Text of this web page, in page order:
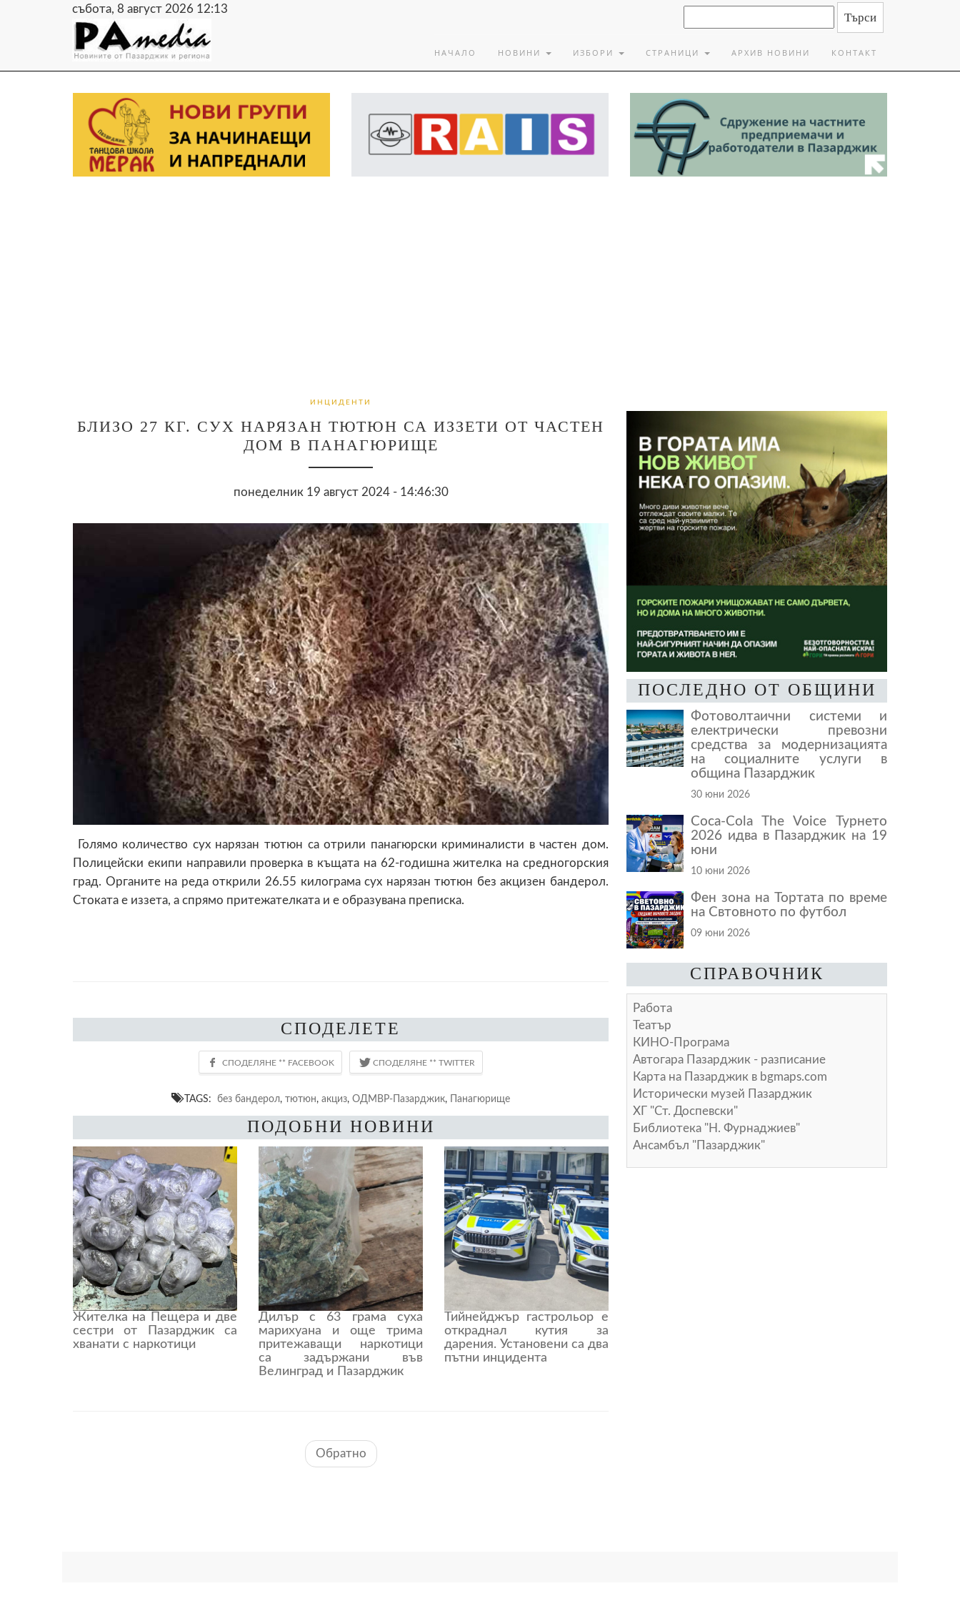
събота, 8 август 2026 12:13
НАЧАЛО НОВИНИ ИЗБОРИ СТРАНИЦИ АРХИВ НОВИНИ КОНТАКТ
ИНЦИДЕНТИ
БЛИЗО 27 КГ. СУХ НАРЯЗАН ТЮТЮН СА ИЗЗЕТИ ОТ ЧАСТЕН
ДОМ В ПАНАГЮРИЩЕ
понеделник 19 август 2024 - 14:46:30
Голямо количество сух нарязан тютюн са отрили панагюрски криминалисти в частен дом.
Полицейски екипи направили проверка в къщата на 62-годишна жителка на средногорския
град. Органите на реда открили 26.55 килограма сух нарязан тютюн без акцизен бандерол.
Стоката е иззета, а спрямо притежателката и е образувана преписка.
СПОДЕЛЕТЕ
TAGS: без бандерол, тютюн, акциз, ОДМВР-Пазарджик, Панагюрище
ПОДОБНИ НОВИНИ
Жителка на Пещера и две
сестри от Пазарджик са
хванати с наркотици
Дилър с 63 грама суха
марихуана и още трима
притежаващи наркотици
са задържани във
Велинград и Пазарджик
Тийнейджър гастрольор е
откраднал кутия за
дарения. Установени са два
пътни инцидента
Обратно
ПОСЛЕДНО ОТ ОБЩИНИ
Фотоволтаични системи и
електрически превозни
средства за модернизацията
на социалните услуги в
община Пазарджик
30 юни 2026
Coca-Cola The Voice Турнето
2026 идва в Пазарджик на 19
юни
10 юни 2026
Фен зона на Тортата по време
на Свтовното по футбол
09 юни 2026
СПРАВОЧНИК
Работа
Театър
КИНО-Програма
Автогара Пазарджик - разписание
Карта на Пазарджик в bgmaps.com
Исторически музей Пазарджик
ХГ "Ст. Доспевски"
Библиотека "Н. Фурнаджиев"
Ансамбъл "Пазарджик"